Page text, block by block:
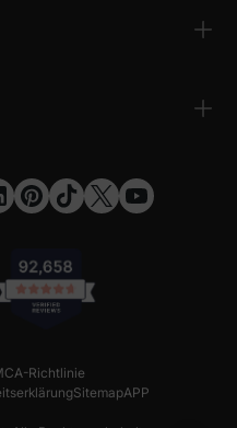
Richtlinie
SitemapAPP